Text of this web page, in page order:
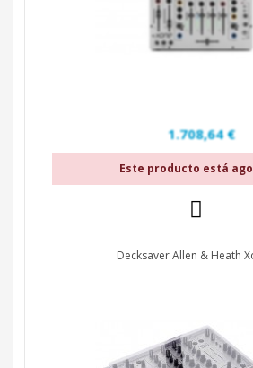
1.708,64 €
Este producto está
Deck­saver Allen & Heath